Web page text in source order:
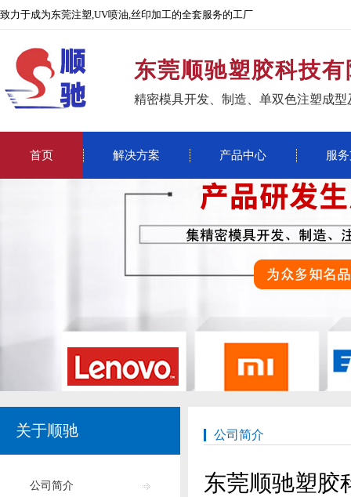
致力于成为东莞注塑,UV喷油,丝印加工的全套服务的工厂
东莞顺驰塑胶科技
精密模具开发、制造、单双色注塑成
首页 解决方案 产品中心 服
关于顺驰
公司简介
公司简介
东莞顺驰塑胶